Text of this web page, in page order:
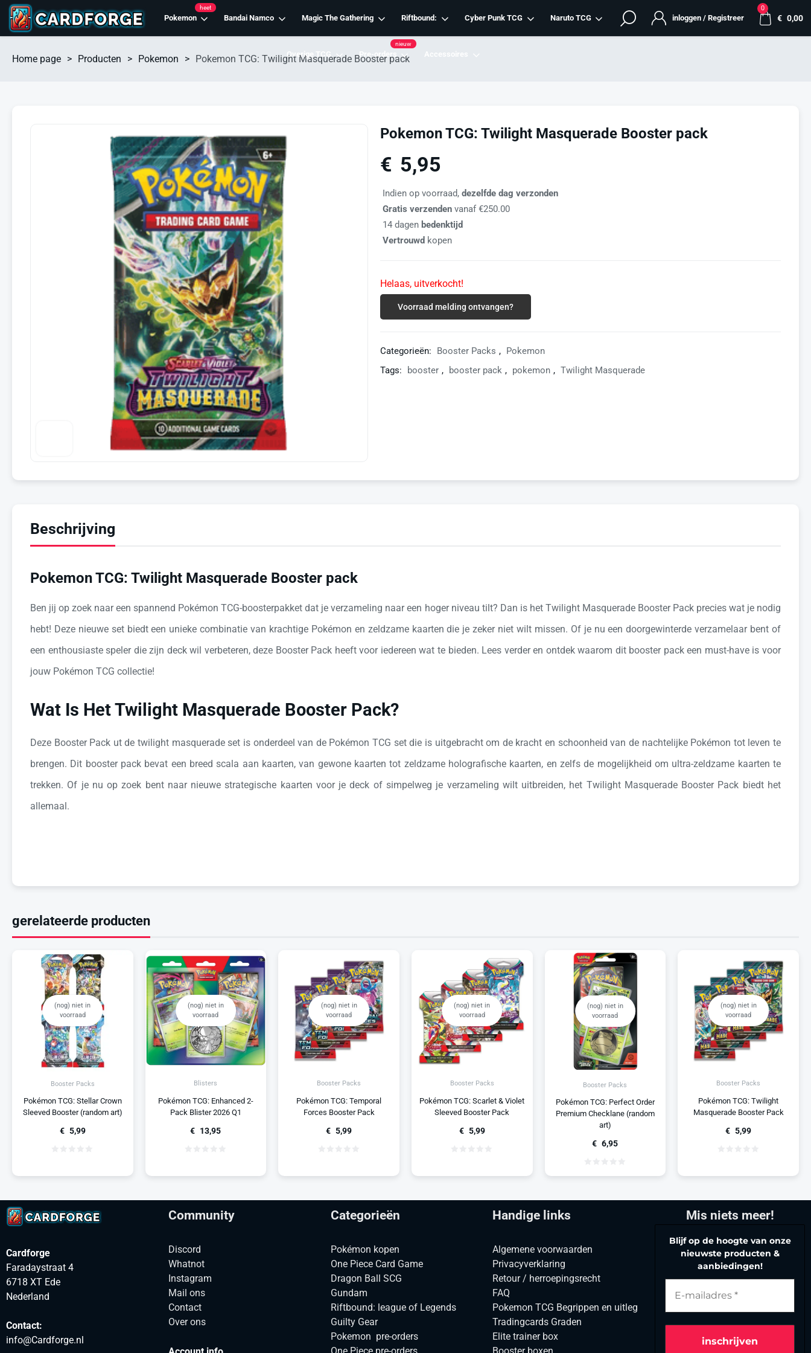
0
€ 0,00
inloggen / Registreer
Pokemon
heet
Bandai Namco Magic The Gathering Riftbound: Cyber Punk TCG Naruto TCG
Overige TCG Pre-orders
nieuw
Accessoires
Home page > Producten > Pokemon > Pokemon TCG: Twilight Masquerade Booster pack
Pokemon TCG: Twilight Masquerade Booster pack
€ 5,95
Indien op voorraad, dezelfde dag verzonden
Gratis verzenden vanaf €250.00
14 dagen bedenktijd
Vertrouwd kopen
Helaas, uitverkocht!
Voorraad melding ontvangen?
Categorieën: Booster Packs , Pokemon
Tags:
booster , booster pack , pokemon , Twilight Masquerade
Beschrijving
Pokemon TCG: Twilight Masquerade Booster pack
Ben jij op zoek naar een spannend Pokémon TCG-boosterpakket dat je verzameling naar een hoger niveau tilt? Dan is het Twilight Masquerade Booster Pack precies wat je nodig
hebt! Deze nieuwe set biedt een unieke combinatie van krachtige Pokémon en zeldzame kaarten die je zeker niet wilt missen. Of je nu een doorgewinterde verzamelaar bent of
een enthousiaste speler die zijn deck wil verbeteren, deze Booster Pack heeft voor iedereen wat te bieden. Lees verder en ontdek waarom dit booster pack een must-have is voor
jouw Pokémon TCG collectie!
Wat Is Het Twilight Masquerade Booster Pack?
Deze Booster Pack ut de twilight masquerade set is onderdeel van de Pokémon TCG set die is uitgebracht om de kracht en schoonheid van de nachtelijke Pokémon tot leven te
brengen. Dit booster pack bevat een breed scala aan kaarten, van gewone kaarten tot zeldzame holografische kaarten, en zelfs de mogelijkheid om ultra-zeldzame kaarten te
trekken. Of je nu op zoek bent naar nieuwe strategische kaarten voor je deck of simpelweg je verzameling wilt uitbreiden, het Twilight Masquerade Booster Pack biedt het
allemaal.
gerelateerde producten
(nog) niet in
voorraad
Booster Packs
Pokémon TCG: Stellar Crown
Sleeved Booster (random art)
€ 5,99
(nog) niet in
voorraad
Blisters
Pokémon TCG: Enhanced 2-
Pack Blister 2026 Q1
€ 13,95
(nog) niet in
voorraad
Booster Packs
Pokémon TCG: Temporal
Forces Booster Pack
€ 5,99
(nog) niet in
voorraad
Booster Packs
Pokémon TCG: Scarlet & Violet
Sleeved Booster Pack
€ 5,99
(nog) niet in
voorraad
Booster Packs
Pokémon TCG: Perfect Order
Premium Checklane (random
art)
€ 6,95
(nog) niet in
voorraad
Booster Packs
Pokémon TCG: Twilight
Masquerade Booster Pack
€ 5,99
Cardforge
Faradaystraat 4
6718 XT Ede
Nederland
Contact:
info@Cardforge.nl
Community
Discord
Whatnot
Instagram
Mail ons
Contact
Over ons
Categorieën
Pokémon kopen
One Piece Card Game
Dragon Ball SCG
Gundam
Riftbound: league of Legends
Guilty Gear
Pokemon pre-orders
One Piece pre-orders
Handige links
Algemene voorwaarden
Privacyverklaring
Retour / herroepingsrecht
FAQ
Pokemon TCG Begrippen en uitleg
Tradingcards Graden
Elite trainer box
Booster boxen
Mis niets meer!
Blijf op de hoogte van onze
nieuwste producten &
aanbiedingen!